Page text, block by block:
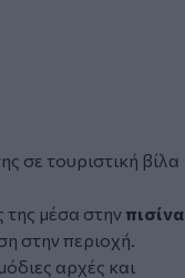
σε τουριστική βίλα
της μέσα στην πισίνα
στην περιοχή.
αρχές και